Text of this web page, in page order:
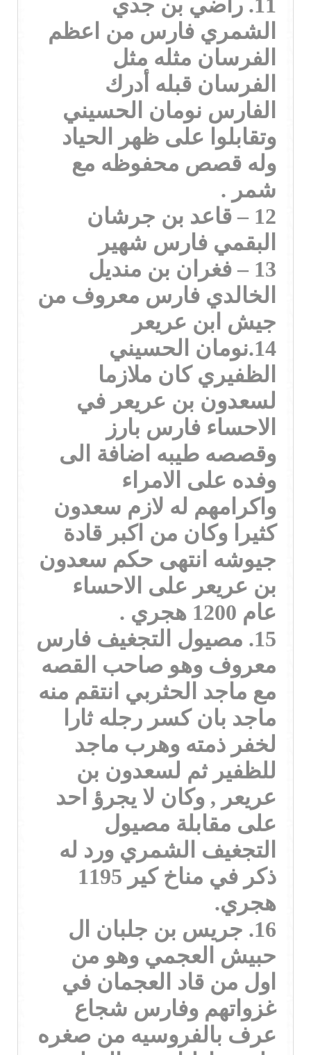
الشمري فارس من اعظم
الفرسان مثله مثل
الفرسان قبله أدرك
الفارس نومان الحسيني
وتقابلوا على ظهر الحياد
وله قصص محفوظه مع
شمر .
12 – قاعد بن جرشان
البقمي فارس شهير
13 – فغران بن منديل
الخالدي فارس معروف من
جيش ابن عريعر
14.نومان الحسيني
الظفيري كان ملازما
لسعدون بن عريعر في
الاحساء فارس بارز
وقصصه طيبه اضافة الى
وفده على الامراء
واكرامهم له لازم سعدون
كثيرا وكان من اكبر قادة
جيوشه انتهى حكم سعدون
بن عريعر على الاحساء
عام 1200 هجري .
15. مصيول التجغيف فارس
معروف وهو صاحب القصه
مع ماجد الحثربي انتقم منه
ماجد بان كسر رجله ثارا
لخفر ذمته وهرب ماجد
للظفير ثم لسعدون بن
عريعر , وكان لا يجرؤ احد
على مقابلة مصيول
التجغيف الشمري ورد له
ذكر في مناخ كير 1195
هجري.
16. جريس بن جلبان ال
حبيش العجمي وهو من
اول من قاد العجمان في
غزواتهم وفارس شجاع
عرف بالفروسيه من صغره